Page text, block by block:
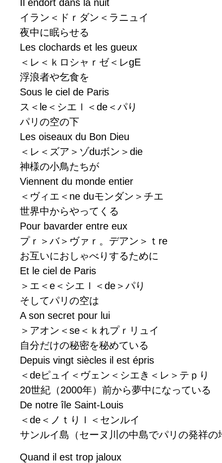
Il endort dans la nuit
イラン＜ドｒダン＜ラニュイ
夜中に眠らせる
Les clochards et les gueux
＜レ＜ｋロシャｒゼ＜レgE
浮浪者や乞食を
Sous le ciel de Paris
ス＜le＜シエｌ＜de＜パり
パリの空の下
Les oiseaux du Bon Dieu
＜レ＜ズア＞ゾduボン＞die
神様の小鳥たちが
Viennent du monde entier
＜ヴィエ＜ne duモンダン＞チエ
世界中からやってくる
Pour bavarder entre eux
プｒ＞バ＞ヴァｒ。デアン＞ｔre
お互いにおしゃべりするために
Et le ciel de Paris
＞エ＜e＜シエｌ＜de＞パり
そしてパリの空は
A son secret pour lui
＞アオン＜se＜ｋれプｒリュイ
自分だけの秘密を秘めている
Depuis vingt siècles il est épris
＜deピュイ＜ヴェン＜シエき＜レ＞テｐり
20世紀（2000年）前から夢中になっている
De notre île Saint-Louis
＜de＜ノｔりｌ＜センルイ
サンルイ島（セーヌ川の中島でパリの発祥の
Quand il est trop jaloux